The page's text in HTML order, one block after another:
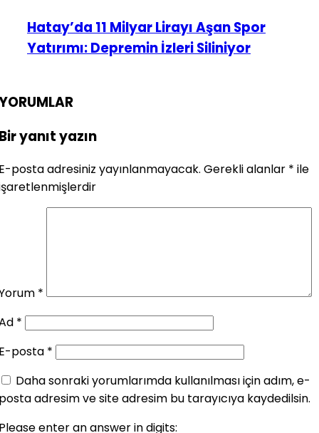
Hatay’da 11 Milyar Lirayı Aşan Spor
Yatırımı: Depremin İzleri Siliniyor
yanıt yazın
posta adresiniz yayınlanmayacak. Gerekli alanlar * ile
*
*
posta *
Daha sonraki yorumlarımda kullanılması için adım, e-
adresim ve site adresim bu tarayıcıya kaydedilsin.
enter an answer in digits: